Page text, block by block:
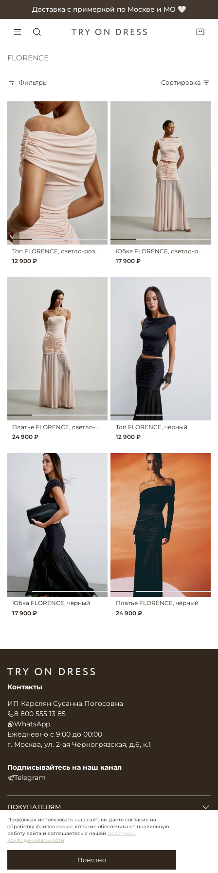
Доставка с примеркой по Москве и МО 🤍
FLORENCE
Фильтры Сортировка
Топ FLORENCE, светло-розовый
12 900 ₽
Юбка FLORENCE, светло-розовый
17 900 ₽
Платье FLORENCE, светло-розовый
24 900 ₽
Топ FLORENCE, чёрный
12 900 ₽
Юбка FLORENCE, чёрный
17 900 ₽
Платье FLORENCE, чёрный
24 900 ₽
ПОКУПАТЕЛЯМ
О НАС
Контакты
ИП Карслян Сусанна Погосовна
8 800 555 13 85
WhatsApp
Ежедневно с 9:00 до 00:00
г. Москва, ул. 2-ая Черногрязская, д.6, к.1
Подписывайтесь на наш канал
Telegram
Продолжая использовать наш сайт, вы даете согласие на
обработку файлов cookie, которые обеспечивают правильную
работу сайта и соглашаетесь с нашей Политикой
конфиденциальности
Понятно